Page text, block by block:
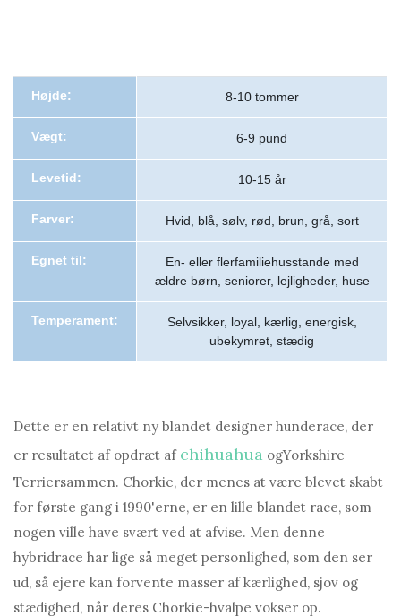
Højde: 8-10 tommer
Vægt: 6-9 pund
Levetid: 10-15 år
Farver: Hvid, blå, sølv, rød, brun, grå, sort
Egnet til:
En- eller flerfamiliehusstande med
ældre børn, seniorer, lejligheder, huse
Temperament:
Selvsikker, loyal, kærlig, energisk,
ubekymret, stædig
Dette er en relativt ny blandet designer hunderace, der
er resultatet af opdræt af chihuahua ogYorkshire
Terriersammen. Chorkie, der menes at være blevet skabt
for første gang i 1990'erne, er en lille blandet race, som
nogen ville have svært ved at afvise. Men denne
hybridrace har lige så meget personlighed, som den ser
ud, så ejere kan forvente masser af kærlighed, sjov og
stædighed, når deres Chorkie-hvalpe vokser op.